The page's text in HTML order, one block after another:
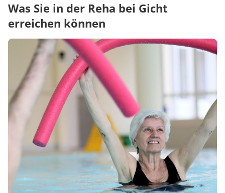
Was Sie in der Reha bei Gicht
erreichen können